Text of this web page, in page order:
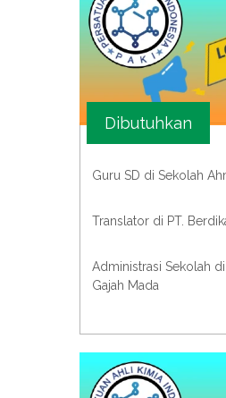
Dibutuhkan
Guru SD di Sekolah
Translator di PT.
Administrasi Sekolah
Gajah Mada